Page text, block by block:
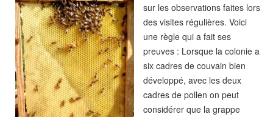
sur les observations faites lors
des visites régulières. Voici
une règle qui a fait ses
preuves : Lorsque la colonie a
six cadres de couvain bien
développé, avec les deux
cadres de pollen on peut
considérer que la grappe